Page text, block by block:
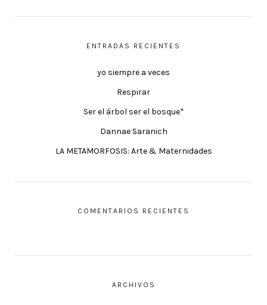
ENTRADAS RECIENTES
yo siempre a veces
Respirar
Ser el árbol ser el bosque*
Dannae Saranich
LA METAMORFOSIS: Arte & Maternidades
COMENTARIOS RECIENTES
ARCHIVOS